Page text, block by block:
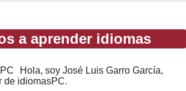
a aprender idiomas
Hola, soy José Luis Garro García,
de idiomasPC.